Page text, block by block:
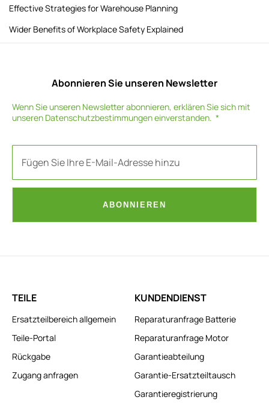
Effective Strategies for Warehouse Planning
Wider Benefits of Workplace Safety Explained
Abonnieren Sie unseren Newsletter
Wenn Sie unseren Newsletter abonnieren, erklären Sie sich mit
unseren Datenschutzbestimmungeneinverstanden.
ABONNIEREN
TEILE
Ersatzteilbereich allgemein
Teile-Portal
Rückgabe
Zugang anfragen
KUNDENDIENST
Reparaturanfrage Batterie
Reparaturanfrage Motor
Garantieabteilung
Garantie-Ersatzteiltausch
Garantieregistrierung